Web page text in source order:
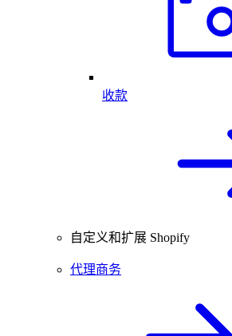
收款
自定义和扩展 Shopify
代理商务